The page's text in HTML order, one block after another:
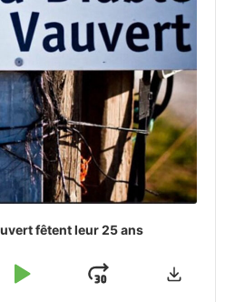
fêtent leur 25 ans
PLAY
JUMP